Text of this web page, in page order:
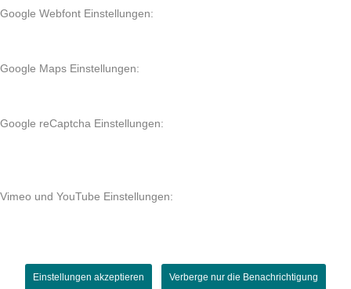
Google Webfont Einstellungen:
Google Maps Einstellungen:
Google reCaptcha Einstellungen:
Vimeo und YouTube Einstellungen:
Einstellungen akzeptieren Verberge nur die Benachrichtigung